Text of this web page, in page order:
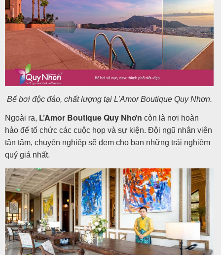
Bể bơi độc đáo, chất lượng tại L’Amor Boutique Quy Nhơn.
Ngoài ra, L’Amor Boutique Quy Nhơn còn là nơi hoàn
hảo để tổ chức các cuộc họp và sự kiện. Đội ngũ nhân viên
tận tâm, chuyên nghiệp sẽ đem cho bạn những trải nghiệm
quý giá nhất.